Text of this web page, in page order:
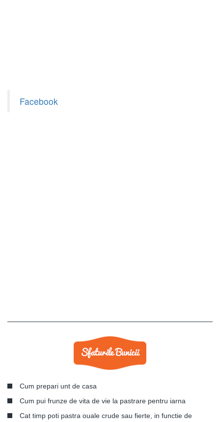
Facebook
Cum prepari unt de casa
Cum pui frunze de vita de vie la pastrare pentru iarna
Cat timp poti pastra ouale crude sau fierte, in functie de